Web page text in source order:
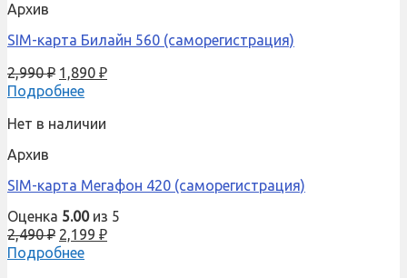
Архив
SIM-карта Билайн 560 (саморегистрация)
2,990₽ 1,890 ₽
Подробнее
Нет в наличии
Архив
SIM-карта Мегафон 420 (саморегистрация)
Оценка 5.00из 5
2,490₽ 2,199 ₽
Подробнее